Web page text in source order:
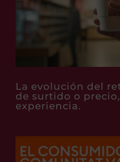
La evolución del
de surtido o
experiencia.